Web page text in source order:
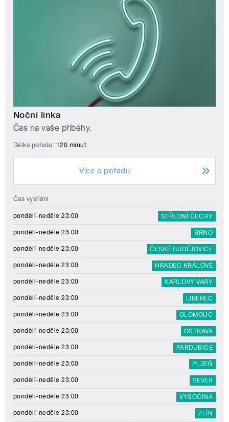
Noční linka
Čas na vaše příběhy.
Délka pořadu: 120 minut
Více o pořadu
Čas vysílání
pondělí-neděle 23:00 STŘEDNÍ ČECHY
pondělí-neděle 23:00 BRNO
pondělí-neděle 23:00 ČESKÉ BUDĚJOVICE
pondělí-neděle 23:00 HRADEC KRÁLOVÉ
pondělí-neděle 23:00 KARLOVY VARY
pondělí-neděle 23:00 LIBEREC
pondělí-neděle 23:00 OLOMOUC
pondělí-neděle 23:00 OSTRAVA
pondělí-neděle 23:00 PARDUBICE
pondělí-neděle 23:00 PLZEŇ
pondělí-neděle 23:00 SEVER
pondělí-neděle 23:00 VYSOČINA
pondělí-neděle 23:00 ZLÍN